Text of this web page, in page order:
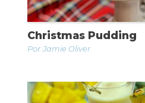
Christmas Pudding
Jamie Oliver